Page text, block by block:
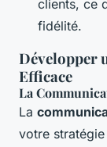
clients, ce
fidélité.
Développer
Efficace
La
La
votre